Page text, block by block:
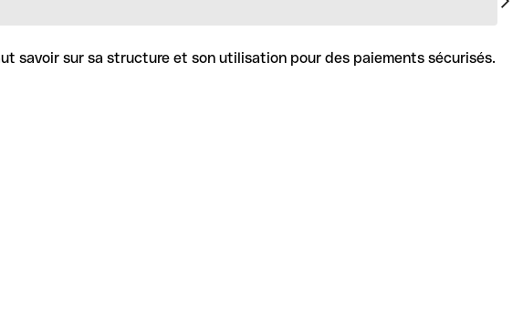
savoir sur sa structure et son utilisation pour des paiements sécurisés.